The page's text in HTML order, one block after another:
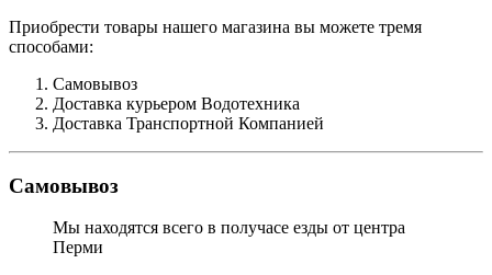
Приобрести товары нашего магазина вы можете тремя
способами:
Самовывоз
Доставка курьером Водотехника
Доставка Транспортной Компанией
Самовывоз
Мы находятся всего в получасе езды от центра
Перми